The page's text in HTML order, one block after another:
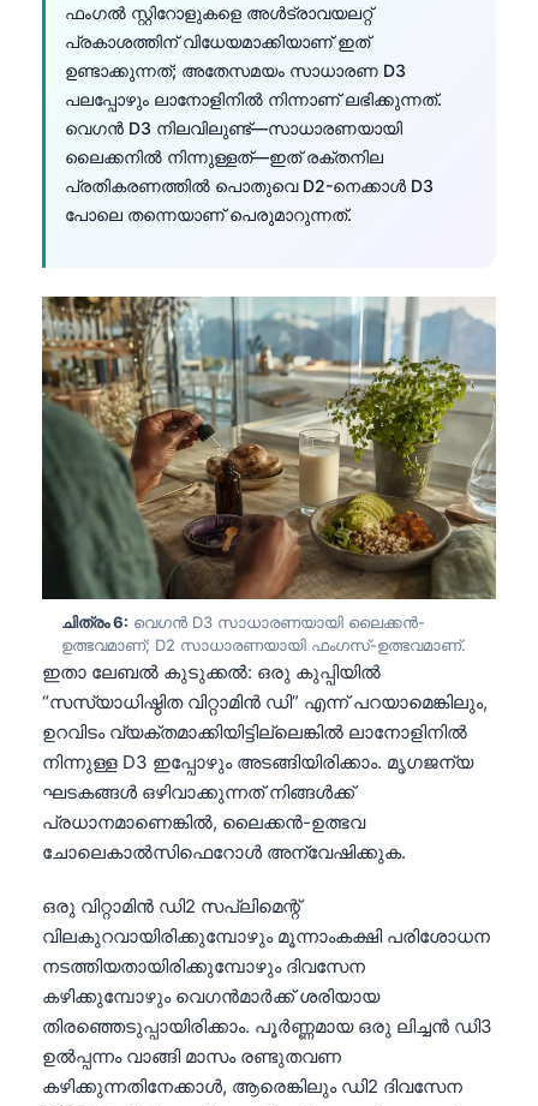
ഫംഗൽ സ്റ്റിറോളുകളെ അൾട്രാവയലറ്റ്
പ്രകാശത്തിന് വിധേയമാക്കിയാണ് ഇത്
ഉണ്ടാക്കുന്നത്; അതേസമയം സാധാരണ D3
പലപ്പോഴും ലാനോളിനിൽ നിന്നാണ് ലഭിക്കുന്നത്.
വെഗൻ D3 നിലവിലുണ്ട്—സാധാരണയായി
ലൈക്കനിൽ നിന്നുള്ളത്—ഇത് രക്തനില
പ്രതികരണത്തിൽ പൊതുവെ D2-നെക്കാൾ D3
പോലെ തന്നെയാണ് പെരുമാറുന്നത്.
ചിത്രം 6: വെഗൻ D3 സാധാരണയായി ലൈക്കൻ-
ഉത്ഭവമാണ്; D2 സാധാരണയായി ഫംഗസ്-ഉത്ഭവമാണ്.
ഇതാ ലേബൽ കുടുക്കൽ: ഒരു കുപ്പിയിൽ
“സസ്യാധിഷ്ഠിത വിറ്റാമിൻ ഡി” എന്ന് പറയാമെങ്കിലും,
ഉറവിടം വ്യക്തമാക്കിയിട്ടില്ലെങ്കിൽ ലാനോളിനിൽ
നിന്നുള്ള D3 ഇപ്പോഴും അടങ്ങിയിരിക്കാം. മൃഗജന്യ
ഘടകങ്ങൾ ഒഴിവാക്കുന്നത് നിങ്ങൾക്ക്
പ്രധാനമാണെങ്കിൽ, ലൈക്കൻ-ഉത്ഭവ
ചോലെകാൽസിഫെറോൾ അന്വേഷിക്കുക.
ഒരു വിറ്റാമിൻ ഡി2 സപ്ലിമെന്റ്
വിലകുറവായിരിക്കുമ്പോഴും മൂന്നാംകക്ഷി പരിശോധന
നടത്തിയതായിരിക്കുമ്പോഴും ദിവസേന
കഴിക്കുമ്പോഴും വെഗൻമാർക്ക് ശരിയായ
തിരഞ്ഞെടുപ്പായിരിക്കാം. പൂർണ്ണമായ ഒരു ലിച്ചൻ ഡി3
ഉൽപ്പന്നം വാങ്ങി മാസം രണ്ടുതവണ
കഴിക്കുന്നതിനേക്കാൾ, ആരെങ്കിലും ഡി2 ദിവസേന
Íslenska
Српски језик
Svenska
Bosanski
Azərbaycan dili
Eesti
日本語
Čeština
ქართული
Русский
Lietuvių kalba
Polski
한국어
Slovenščina
Magyar
Shqip
বাংলা
اردو
मराठी
తెలుగు
தமிழ்
ಕನ್ನಡ
Bahasa Melayu
Tiếng Việt
Tagalog
ไทย
ဗမာစာ